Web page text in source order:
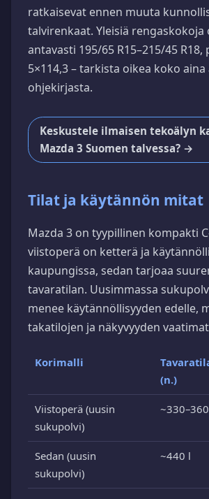
ratkaisevat ennen muuta
talvirenkaat. Yleisiä rengaskokoja
antavasti 195/65 R15–215/45
5×114,3 – tarkista oikea koko
ohjekirjasta.
Keskustele ilmaisen tekoälyn
Mazda 3 Suomen talvessa? →
Tilat ja käytännön mitat
Mazda 3 on tyypillinen kompakti
viistoperä on ketterä ja
kaupungissa, sedan tarjoaa
tavaratilan. Uusimmassa
menee käytännöllisyyden edelle,
takatilojen ja näkyvyyden
Korimalli
(n.)
Viistoperä (uusin
sukupolvi)
Sedan (uusin
sukupolvi)
~440 l